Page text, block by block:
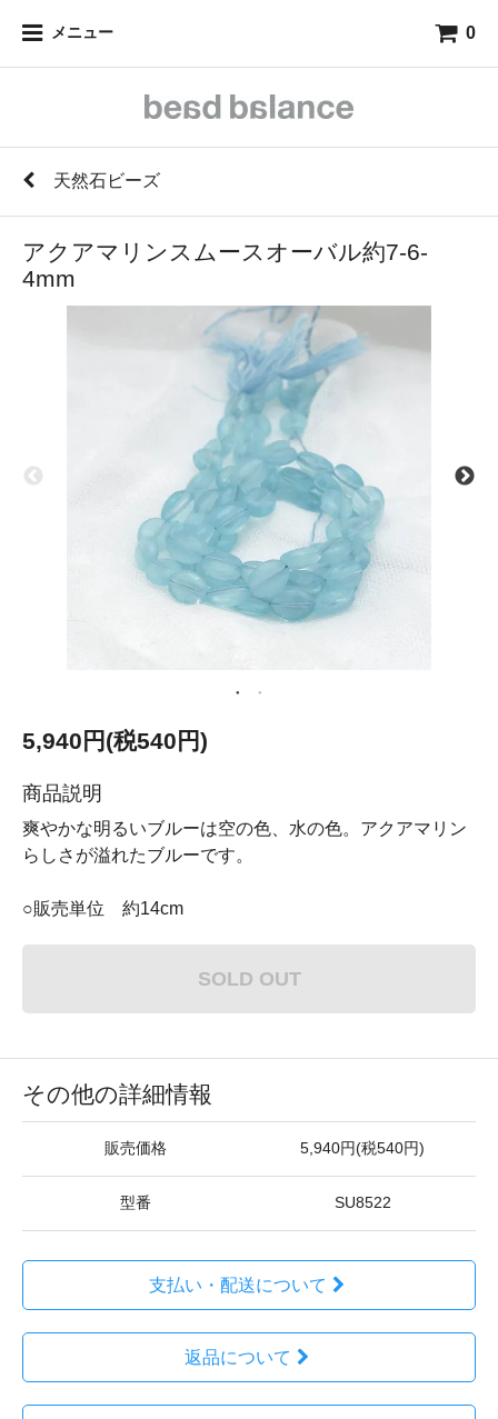
メニュー 0
天然石ビーズ
アクアマリンスムースオーバル約7-6-
4mm
5,940円(税540円)
商品説明
爽やかな明るいブルーは空の色、水の色。アクアマリン
らしさが溢れたブルーです。
○販売単位 約14cm
SOLD OUT
その他の詳細情報
販売価格 5,940円(税540円)
型番 SU8522
支払い・配送について
返品について